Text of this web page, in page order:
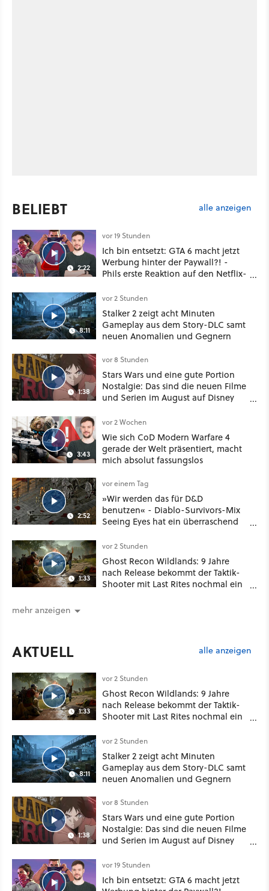
BELIEBT alle anzeigen
2:22
vor 19 Stunden
Ich bin entsetzt: GTA 6 macht jetzt
Werbung hinter der Paywall?! -
Phils erste Reaktion auf den Netflix-
8:11
vor 2 Stunden
Stalker 2 zeigt acht Minuten
Gameplay aus dem Story-DLC samt
neuen Anomalien und Gegnern
1:38
vor 8 Stunden
Stars Wars und eine gute Portion
Nostalgie: Das sind die neuen Filme
und Serien im August auf Disney
3:43
vor 2 Wochen
Wie sich CoD Modern Warfare 4
gerade der Welt präsentiert, macht
mich absolut fassungslos
2:52
vor einem Tag
»Wir werden das für D&D
benutzen« - Diablo-Survivors-Mix
Seeing Eyes hat ein überraschend
1:33
vor 2 Stunden
Ghost Recon Wildlands: 9 Jahre
nach Release bekommt der Taktik-
Shooter mit Last Rites nochmal ein
mehr anzeigen
AKTUELL alle anzeigen
1:33
vor 2 Stunden
Ghost Recon Wildlands: 9 Jahre
nach Release bekommt der Taktik-
Shooter mit Last Rites nochmal ein
8:11
vor 2 Stunden
Stalker 2 zeigt acht Minuten
Gameplay aus dem Story-DLC samt
neuen Anomalien und Gegnern
1:38
vor 8 Stunden
Stars Wars und eine gute Portion
Nostalgie: Das sind die neuen Filme
und Serien im August auf Disney
vor 19 Stunden
Ich bin entsetzt: GTA 6 macht jetzt